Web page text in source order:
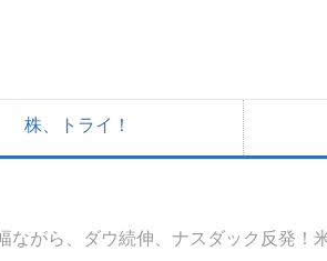
株、トライ！
ながら、ダウ続伸、ナスダック反発